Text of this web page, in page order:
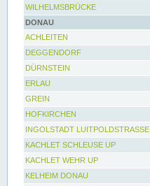
WILHELMSBRÜCKE
DONAU
ACHLEITEN
DEGGENDORF
DÜRNSTEIN
ERLAU
GREIN
HOFKIRCHEN
INGOLSTADT LUITPOLDSTRASSE
KACHLET SCHLEUSE UP
KACHLET WEHR UP
KELHEIM DONAU